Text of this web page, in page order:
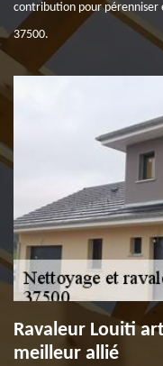
contribution pour
37500.
Ravaleur Louiti
meilleur allié